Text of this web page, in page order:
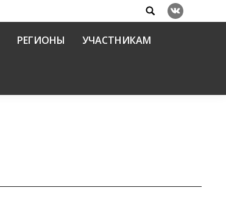
Search:
Вконтакте
РЕГИОНЫ УЧАСТНИКАМ